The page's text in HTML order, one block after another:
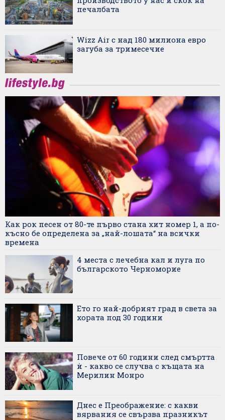
печалбата
Wizz Air с над 180 милиона евро
загуба за тримесечие
Как рок песен от 80-те първо стана хит номер 1, а по-
късно бе определена за „най-лошата“ на всички
времена
4 места с лечебна кал и луга по
българското Черноморие
Ето го най-добрият град в света за
хората под 30 години
Повече от 60 години след смъртта
ѝ - какво се случва с къщата на
Мерилин Монро
Днес е Преображение: с какви
вярвания се свързва празникът